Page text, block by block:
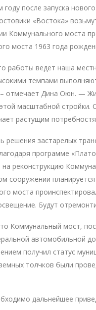
после запуска
«Востока»
Коммунального моста
моста 1963 года
работы ведет наша
темпами
отмечает Дина Оюн. —
масштабной стройки.
растущим
решения застарелых
программе
на реконструкцию
сооружении
моста
Будут
Коммунальный мост,
автомобильной
получил статус
толчков были
дальнейшее